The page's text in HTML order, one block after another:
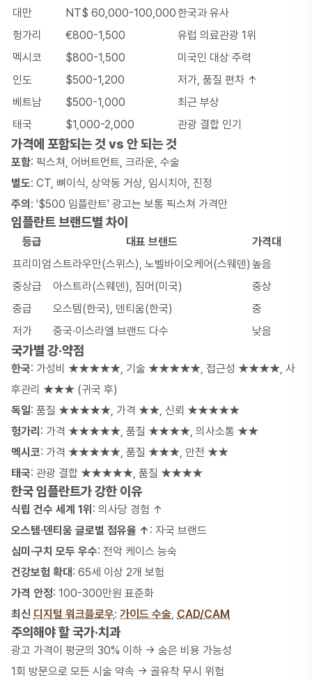
대만
NT$ 60,000-100,000한국과 유사
헝가리
€800-1,500
유럽 의료관광 1위
멕시코
$800-1,500
미국인 대상 주력
인도
$500-1,200
저가, 품질 편차 ↑
베트남
$500-1,000
최근 부상
태국
$1,000-2,000 관광 결합 인기
가격에 포함되는 것 vs 안 되는 것
포함: 픽스쳐, 어버트먼트, 크라운, 수술
별도: CT, 뼈이식, 상악동 거상, 임시치아, 진정
주의 : '$500 임플란트' 광고는 보통 픽스쳐 가격만
임플란트 브랜드별 차이
등급 대표 브랜드
가격대
프리미엄 스트라우만(스위스), 노벨바이오케어(스웨덴) 높음
중상급
아스트라(스웨덴), 짐머(미국)
중상
중급
오스템(한국), 덴티움(한국)
중
저가
중국·이스라엘 브랜드 다수 낮음
국가별 강·약점
한국: 가성비 ★★★★★, 기술 ★★★★★, 접근성 ★★★★, 사
후관리 ★★★ (귀국 후)
독일: 품질 ★★★★★, 가격 ★★, 신뢰 ★★★★★
헝가리 : 가격 ★★★★★, 품질 ★★★★, 의사소통 ★★
멕시코: 가격 ★★★★★, 품질 ★★★, 안전 ★★
태국: 관광 결합 ★★★★★, 품질 ★★★★
한국 임플란트가 강한 이유
식립 건수 세계 1위 : 의사당 경험 ↑
오스템·덴티움 글로벌 점유율 ↑ : 자국 브랜드
심미·구치 모두 우수: 전악 케이스 능숙
건강보험 확대: 65세 이상 2개 보험
가격 안정: 100-300만원 표준화
최신 디지털 워크플로우: 가이드 수술, CAD/CAM
주의해야 할 국가·치과
광고 가격이 평균의 30% 이하 → 숨은 비용 가능성
1회 방문으로 모든 시술 약속 → 골유착 무시 위험